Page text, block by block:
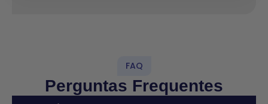
FAQ
Perguntas Frequentes